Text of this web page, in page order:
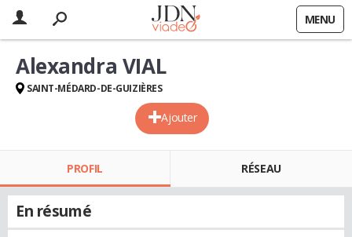
MENU
Ajouter
Alexandra VIAL
SAINT-MÉDARD-DE-GUIZIÈRES
PROFIL RÉSEAU
En résumé